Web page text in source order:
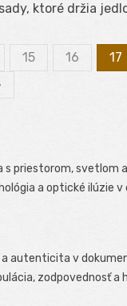
ktoré držia
15 16 17
s priestorom, svetlom
a optické ilúzie v
a autenticita v
zodpovednosť a